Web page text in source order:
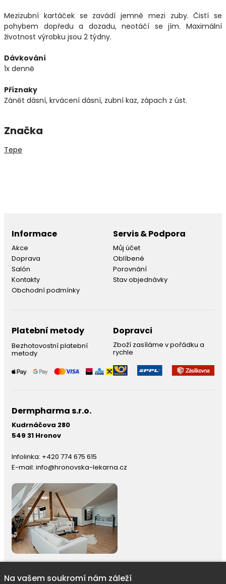
Mezizubní kartáček se zavádí jemně mezi zuby. Čistí se
pohybem dopředu a dozadu, neotáčí se jím. Maximální
životnost výrobku jsou 2 týdny.
Dávkování
1x denně
Příznaky
Zánět dásní, krvácení dásní, zubní kaz, zápach z úst.
Značka
Tepe
Informace
Akce
Doprava
Salón
Kontakty
Obchodní podmínky
Servis & Podpora
Můj účet
Oblíbené
Porovnání
Stav objednávky
Platební metody
Bezhotovostní platební
metody
Dopravci
Zboží zasíláme v pořádku a
rychle
Dermpharma s.r.o.
Kudrnáčova 280
549 31 Hronov
Infolinka: +420 774 675 615
E-mail: info@hronovska-lekarna.cz
Na vašem soukromí nám záleží